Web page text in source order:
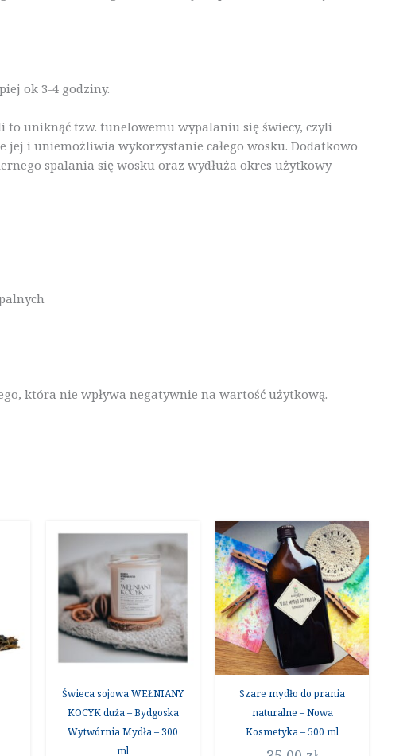
ok 3-4 godziny.
to uniknąć tzw. tunelowemu wypalaniu się świecy, czyli
i uniemożliwia wykorzystanie całego wosku. Dodatkowo
spalania się wosku oraz wydłuża okres użytkowy
która nie wpływa negatywnie na wartość użytkową.
Świeca sojowa WEŁNIANY
KOCYK duża – Bydgoska
Wytwórnia Mydła – 300
ml
Szare mydło do prania
naturalne – Nowa
Kosmetyka – 500 ml